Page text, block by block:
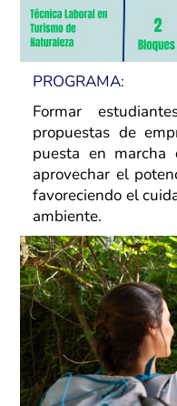
PROGRAMA:
Formar
propuestas de
puesta en marcha
aprovechar el
favoreciendo el
ambiente.